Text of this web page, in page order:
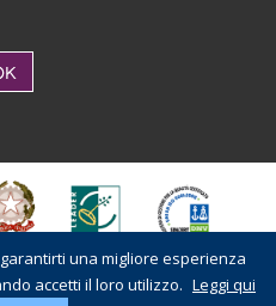
una migliore esperienza
accetti il loro utilizzo. Leggi qui